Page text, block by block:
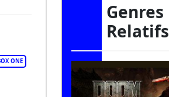
ONE
Genres
Relatifs